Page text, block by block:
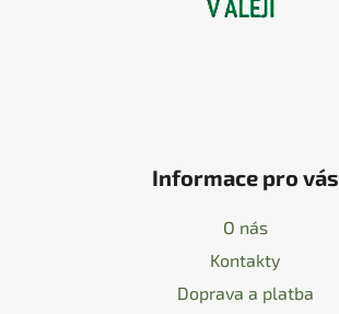
Informace pro vás
O nás
Kontakty
Doprava a platba